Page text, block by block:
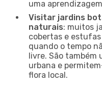
uma
Visitar jardins
naturais: muitos
cobertas e
quando o tempo
livre. São
urbana e
flora local.